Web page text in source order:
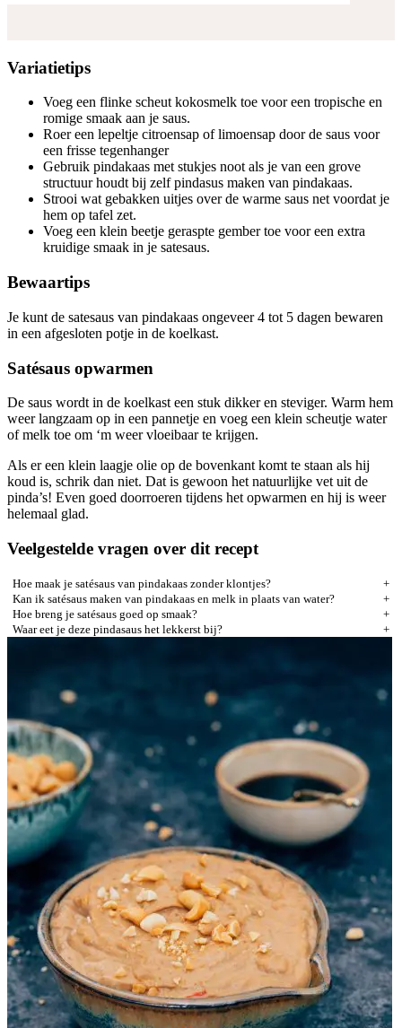
Variatietips
Voeg een flinke scheut kokosmelk toe voor een tropische en
romige smaak aan je saus.
Roer een lepeltje citroensap of limoensap door de saus voor
een frisse tegenhanger
Gebruik pindakaas met stukjes noot als je van een grove
structuur houdt bij zelf pindasus maken van pindakaas.
Strooi wat gebakken uitjes over de warme saus net voordat je
hem op tafel zet.
Voeg een klein beetje geraspte gember toe voor een extra
kruidige smaak in je satesaus.
Bewaartips
Je kunt de satesaus van pindakaas ongeveer 4 tot 5 dagen bewaren
in een afgesloten potje in de koelkast.
Satésaus opwarmen
De saus wordt in de koelkast een stuk dikker en steviger. Warm hem
weer langzaam op in een pannetje en voeg een klein scheutje water
of melk toe om ‘m weer vloeibaar te krijgen.
Als er een klein laagje olie op de bovenkant komt te staan als hij
koud is, schrik dan niet. Dat is gewoon het natuurlijke vet uit de
pinda’s! Even goed doorroeren tijdens het opwarmen en hij is weer
helemaal glad.
Veelgestelde vragen over dit recept
Hoe maak je satésaus van pindakaas zonder klontjes?
Kan ik satésaus maken van pindakaas en melk in plaats van water?
Hoe breng je satésaus goed op smaak?
Waar eet je deze pindasaus het lekkerst bij?